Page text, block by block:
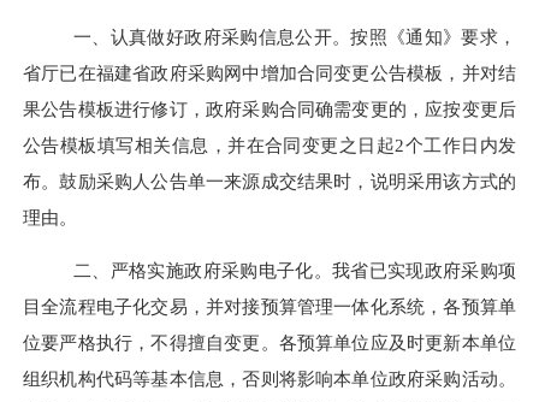
一、认真做好政府采购信息公开。按照《通知》要求，
省厅已在福建省政府采购网中增加合同变更公告模板，并对结
果公告模板进行修订，政府采购合同确需变更的，应按变更后
公告模板填写相关信息，并在合同变更之日起2个工作日内发
布。鼓励采购人公告单一来源成交结果时，说明采用该方式的
理由。
二、严格实施政府采购电子化。 我省已实现政府采购项
目全流程电子化交易，并对接预算管理一体化系统，各预算单
位要严格执行，不得擅自变更。各预算单位应及时更新本单位
组织机构代码等基本信息，否则将影响本单位政府采购活动。